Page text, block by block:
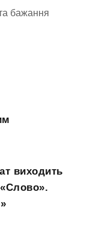
бажання
виходить